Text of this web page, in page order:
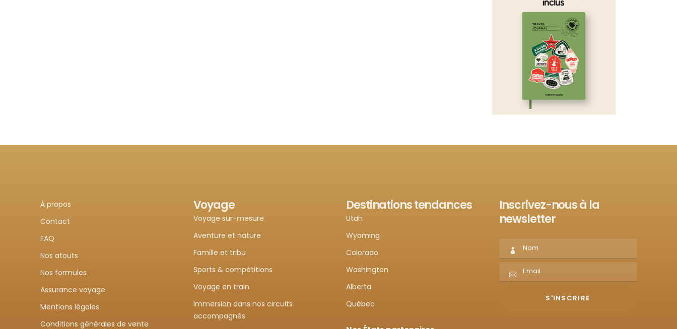
À propos
Contact
FAQ
Nos atouts
Nos formules
Assurance voyage
Mentions légales
Conditions générales de vente
Voyage
Voyage sur-mesure
Aventure et nature
Famille et tribu
Sports & compétitions
Voyage en train
Immersion dans nos circuits
accompagnés
Destinations tendances
Utah
Wyoming
Colorado
Washington
Alberta
Québec
Inscrivez-nous à la
newsletter